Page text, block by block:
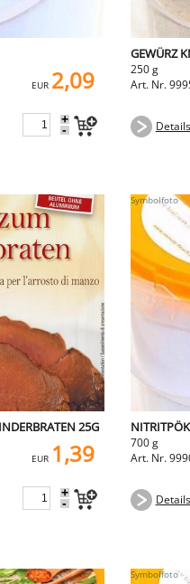
EUR 2,09
+
-
GEWÜRZ
250 g
Art. Nr.
Details
25G
EUR 1,39
+
-
700 g
Art. Nr.
Details